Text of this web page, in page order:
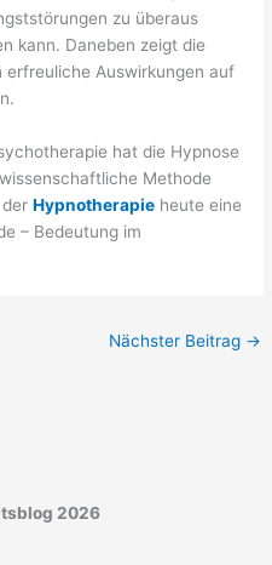
zu überaus
kann. Daneben zeigt die
erfreuliche Auswirkungen auf
hat die Hypnose
Methode
derHypnotherapie heute eine
– Bedeutung im
Nächster Beitrag →
2026